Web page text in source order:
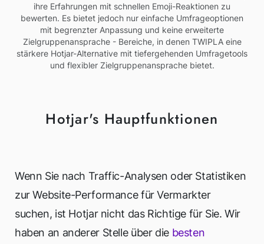
ihre Erfahrungen mit schnellen Emoji-Reaktionen zu
bewerten. Es bietet jedoch nur einfache Umfrageoptionen
mit begrenzter Anpassung und keine erweiterte
Zielgruppenansprache - Bereiche, in denen TWIPLA eine
stärkere Hotjar-Alternative mit tiefergehenden Umfragetools
und flexibler Zielgruppenansprache bietet.
Hotjar's Hauptfunktionen
Wenn Sie nach Traffic-Analysen oder Statistiken
zur Website-Performance für Vermarkter
suchen, ist Hotjar nicht das Richtige für Sie. Wir
haben an anderer Stelle über die besten